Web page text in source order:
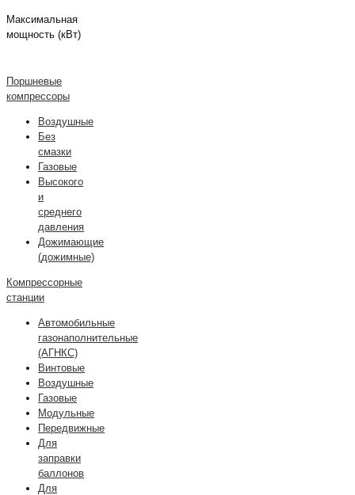
Максимальная
мощность (кВт)
Поршневые
компрессоры
Воздушные
Без
смазки
Газовые
Высокого
и
среднего
давления
Дожимающие
(дожимные)
Компрессорные
станции
Автомобильные
газонаполнительные
(АГНКС)
Винтовые
Воздушные
Газовые
Модульные
Передвижные
Для
заправки
баллонов
Для